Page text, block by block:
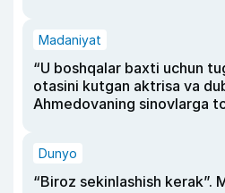
Madaniyat
“U boshqalar baxti uchun
otasini kutgan aktrisa va
Ahmedovaning sinovlarga
Dunyo
“Biroz sekinlashish kerak”.